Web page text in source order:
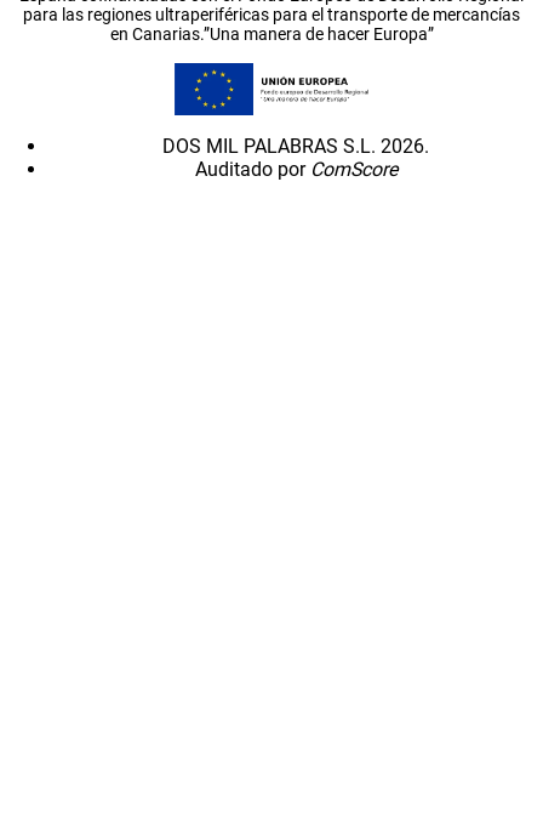
para las regiones ultraperiféricas para el transporte de mercancías
en Canarias.”Una manera de hacer Europa”
DOS MIL PALABRAS S.L. 2026.
Auditado por ComScore